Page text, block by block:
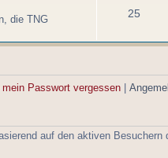
die TNG
25
mein Passwort vergessen |
auf den aktiven Besuchern